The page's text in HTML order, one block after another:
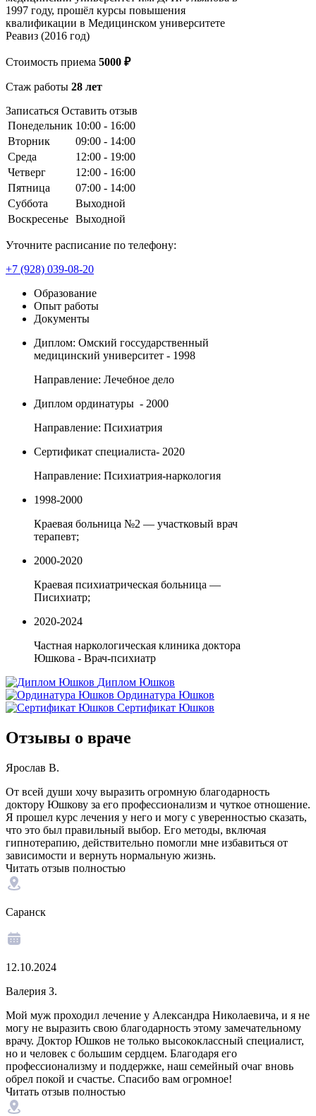
1997 году, прошёл курсы повышения
квалификации в Медицинском университете
Реавиз (2016 год)
Стоимость приема 5000 ₽
Стаж работы 28 лет
Записаться Оставить отзыв
Понедельник 10:00 - 16:00
Вторник
09:00 - 14:00
Среда
12:00 - 19:00
Четверг
12:00 - 16:00
Пятница
07:00 - 14:00
Суббота
Выходной
Воскресенье Выходной
Уточните расписание по телефону:
+7 (928) 039-08-20
Образование
Опыт работы
Документы
Диплом: Омский госсударственный
медицинский университет - 1998
Направление: Лечебное дело
Диплом ординатуры - 2000
Направление: Психиатрия
Сертификат специалиста- 2020
Направление: Психиатрия-наркология
1998-2000
Краевая больница №2 — участковый врач
терапевт;
2000-2020
Краевая психиатрическая больница —
Писихиатр;
2020-2024
Частная наркологическая клиника доктора
Юшкова - Врач-психиатр
Диплом Юшков
Ординатура Юшков
Сертификат Юшков
Отзывы о враче
Ярослав В.
От всей души хочу выразить огромную благодарность
доктору Юшкову за его профессионализм и чуткое отношение.
Я прошел курс лечения у него и могу с уверенностью сказать,
что это был правильный выбор. Его методы, включая
гипнотерапию, действительно помогли мне избавиться от
зависимости и вернуть нормальную жизнь.
Читать отзыв полностью
Саранск
12.10.2024
Валерия З.
Мой муж проходил лечение у Александра Николаевича, и я не
могу не выразить свою благодарность этому замечательному
врачу. Доктор Юшков не только высококлассный специалист,
но и человек с большим сердцем. Благодаря его
профессионализму и поддержке, наш семейный очаг вновь
обрел покой и счастье. Спасибо вам огромное!
Читать отзыв полностью